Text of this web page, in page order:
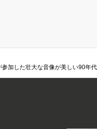
加した壮大な音像が美しい90年